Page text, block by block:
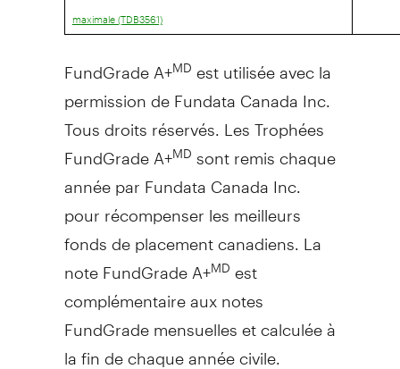
maximale (TDB3561)
FundGrade A+MD est utilisée avec la
permission de Fundata Canada Inc.
Tous droits réservés. Les Trophées
FundGrade A+MD sont remis chaque
année par Fundata Canada Inc.
pour récompenser les meilleurs
fonds de placement canadiens. La
note FundGrade A+MD est
complémentaire aux notes
FundGrade mensuelles et calculée à
la fin de chaque année civile.